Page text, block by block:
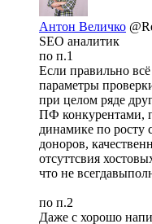
Антон Величко
SEO аналитик
по п.1
Если правильно
параметры
при целом ряде
ПФ конкурентами,
динамике по росту
доноров,
отсуттсвия
что не
по п.2
Даже с хорошо